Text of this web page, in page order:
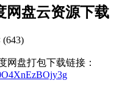
网盘云资源下载
(643)
网盘打包下载链接：